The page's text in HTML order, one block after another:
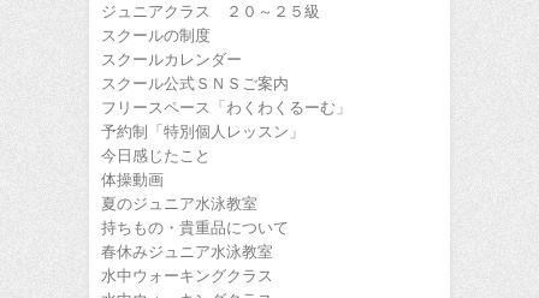
ジュニアクラス ２０～２５級
スクールの制度
スクールカレンダー
スクール公式ＳＮＳご案内
フリースペース「わくわくるーむ」
予約制「特別個人レッスン」
今日感じたこと
体操動画
夏のジュニア水泳教室
持ちもの・貴重品について
春休みジュニア水泳教室
水中ウォーキングクラス